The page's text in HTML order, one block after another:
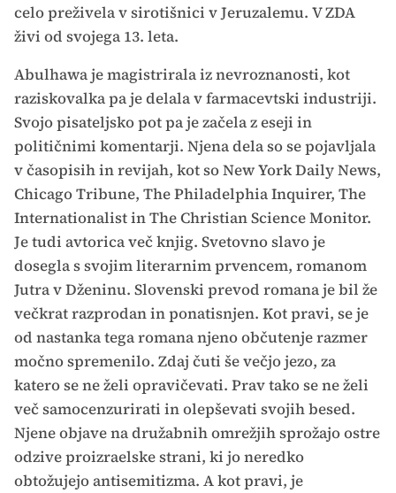
celo preživela v sirotišnici v Jeruzalemu. V ZDA
živi od svojega 13. leta.
Abulhawa je magistrirala iz nevroznanosti, kot
raziskovalka pa je delala v farmacevtski industriji.
Svojo pisateljsko pot pa je začela z eseji in
političnimi komentarji. Njena dela so se pojavljala
v časopisih in revijah, kot so New York Daily News,
Chicago Tribune, The Philadelphia Inquirer, The
Internationalist in The Christian Science Monitor.
Je tudi avtorica več knjig. Svetovno slavo je
dosegla s svojim literarnim prvencem, romanom
Jutra v Dženinu. Slovenski prevod romana je bil že
večkrat razprodan in ponatisnjen. Kot pravi, se je
od nastanka tega romana njeno občutenje razmer
močno spremenilo. Zdaj čuti še večjo jezo, za
katero se ne želi opravičevati. Prav tako se ne želi
več samocenzurirati in olepševati svojih besed.
Njene objave na družabnih omrežjih sprožajo ostre
odzive proizraelske strani, ki jo neredko
obtožujejo antisemitizma. A kot pravi, je